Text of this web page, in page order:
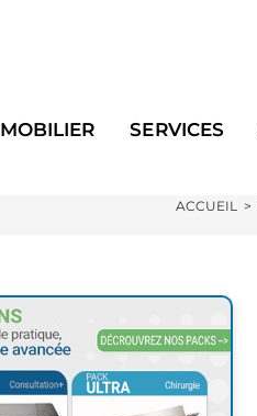
MOBILIER SERVICES
ACCUEIL >